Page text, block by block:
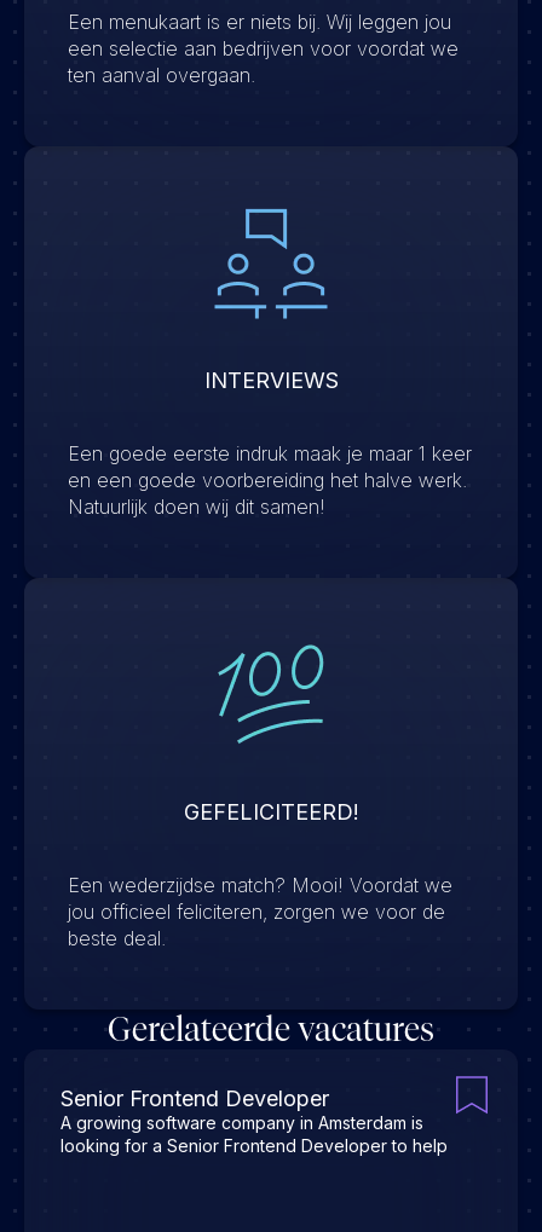
Een menukaart is er niets bij. Wij leggen jou
een selectie aan bedrijven voor voordat we
ten aanval overgaan.
INTERVIEWS
Een goede eerste indruk maak je maar 1 keer
en een goede voorbereiding het halve werk.
Natuurlijk doen wij dit samen!
GEFELICITEERD!
Een wederzijdse match? Mooi! Voordat we
jou officieel feliciteren, zorgen we voor de
beste deal.
Gerelateerde vacatures
Senior Frontend Developer
A growing software company in Amsterdam is
looking for a Senior Frontend Developer to help